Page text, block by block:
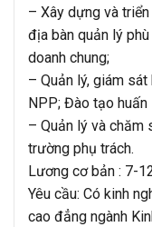
– Xây dựng và
địa bàn quản lý
doanh chung;
– Quản lý, giám
NPP; Đào tạo huấn
– Quản lý và chăm
trường phụ trách.
Lương cơ bản : 7-
Yêu cầu: Có kinh
cao đẳng ngành